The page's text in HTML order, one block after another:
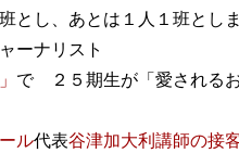
とし、あとは１人１班としま
ーナリスト
で ２５期生が「愛される
ル代表谷津加大利講師の接